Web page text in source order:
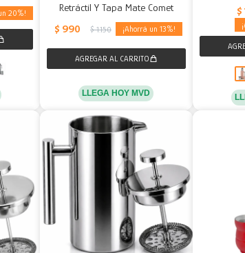
20
Retráctil Y Tapa Mate Comet
$ 990 $ 1.150 13
LLEGA HOY MVD
$